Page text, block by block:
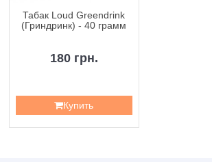
Табак Loud Greendrink
(Гриндринк) - 40 грамм
180 грн.
Купить